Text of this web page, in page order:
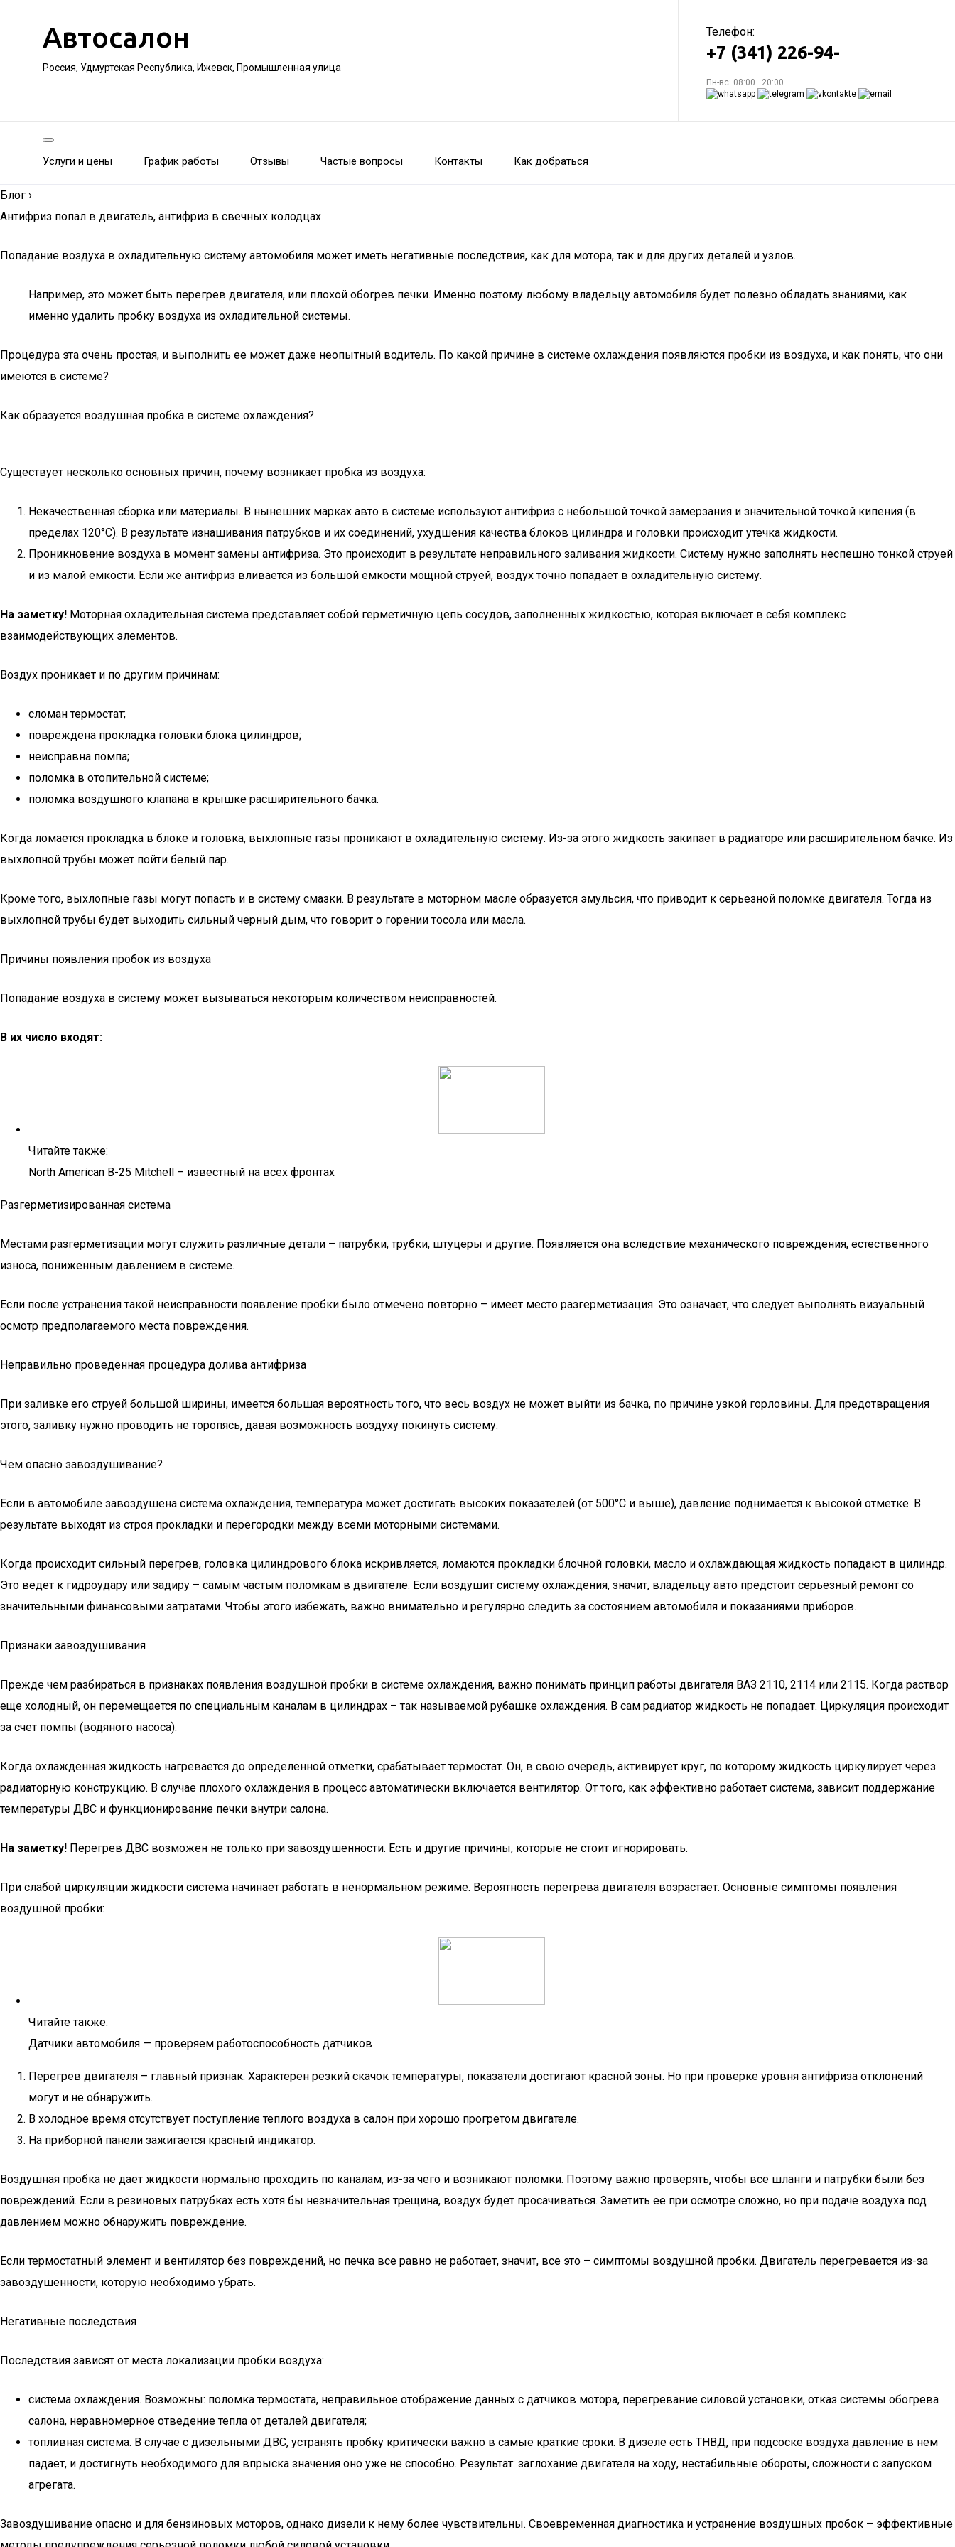
Автосалон
Россия, Удмуртская Республика, Ижевск, Промышленная улица
Телефон:
+7 (341) 226-94-
Пн-вс: 08:00—20:00
Услуги и цены График работы Отзывы Частые вопросы Контакты Как добраться
Блог ›
Антифриз попал в двигатель, антифриз в свечных колодцах
Попадание воздуха в охладительную систему автомобиля может иметь негативные последствия, как для мотора, так и для других деталей и узлов.
Например, это может быть перегрев двигателя, или плохой обогрев печки. Именно поэтому любому владельцу автомобиля будет полезно обладать знаниями, как
именно удалить пробку воздуха из охладительной системы.
Процедура эта очень простая, и выполнить ее может даже неопытный водитель. По какой причине в системе охлаждения появляются пробки из воздуха, и как понять, что они
имеются в системе?
Как образуется воздушная пробка в системе охлаждения?
Существует несколько основных причин, почему возникает пробка из воздуха:
Некачественная сборка или материалы. В нынешних марках авто в системе используют антифриз с небольшой точкой замерзания и значительной точкой кипения (в
пределах 120°С). В результате изнашивания патрубков и их соединений, ухудшения качества блоков цилиндра и головки происходит утечка жидкости.
Проникновение воздуха в момент замены антифриза. Это происходит в результате неправильного заливания жидкости. Систему нужно заполнять неспешно тонкой струей
и из малой емкости. Если же антифриз вливается из большой емкости мощной струей, воздух точно попадает в охладительную систему.
На заметку! Моторная охладительная система представляет собой герметичную цепь сосудов, заполненных жидкостью, которая включает в себя комплекс
взаимодействующих элементов.
Воздух проникает и по другим причинам:
сломан термостат;
повреждена прокладка головки блока цилиндров;
неисправна помпа;
поломка в отопительной системе;
поломка воздушного клапана в крышке расширительного бачка.
Когда ломается прокладка в блоке и головка, выхлопные газы проникают в охладительную систему. Из-за этого жидкость закипает в радиаторе или расширительном бачке. Из
выхлопной трубы может пойти белый пар.
Кроме того, выхлопные газы могут попасть и в систему смазки. В результате в моторном масле образуется эмульсия, что приводит к серьезной поломке двигателя. Тогда из
выхлопной трубы будет выходить сильный черный дым, что говорит о горении тосола или масла.
Причины появления пробок из воздуха
Попадание воздуха в систему может вызываться некоторым количеством неисправностей.
В их число входят:
Читайте также:
North American B-25 Mitchell – известный на всех фронтах
Разгерметизированная система
Местами разгерметизации могут служить различные детали – патрубки, трубки, штуцеры и другие. Появляется она вследствие механического повреждения, естественного
износа, пониженным давлением в системе.
Если после устранения такой неисправности появление пробки было отмечено повторно – имеет место разгерметизация. Это означает, что следует выполнять визуальный
осмотр предполагаемого места повреждения.
Неправильно проведенная процедура долива антифриза
При заливке его струей большой ширины, имеется большая вероятность того, что весь воздух не может выйти из бачка, по причине узкой горловины. Для предотвращения
этого, заливку нужно проводить не торопясь, давая возможность воздуху покинуть систему.
Чем опасно завоздушивание?
Если в автомобиле завоздушена система охлаждения, температура может достигать высоких показателей (от 500°С и выше), давление поднимается к высокой отметке. В
результате выходят из строя прокладки и перегородки между всеми моторными системами.
Когда происходит сильный перегрев, головка цилиндрового блока искривляется, ломаются прокладки блочной головки, масло и охлаждающая жидкость попадают в цилиндр.
Это ведет к гидроудару или задиру – самым частым поломкам в двигателе. Если воздушит систему охлаждения, значит, владельцу авто предстоит серьезный ремонт со
значительными финансовыми затратами. Чтобы этого избежать, важно внимательно и регулярно следить за состоянием автомобиля и показаниями приборов.
Признаки завоздушивания
Прежде чем разбираться в признаках появления воздушной пробки в системе охлаждения, важно понимать принцип работы двигателя ВАЗ 2110, 2114 или 2115. Когда раствор
еще холодный, он перемещается по специальным каналам в цилиндрах – так называемой рубашке охлаждения. В сам радиатор жидкость не попадает. Циркуляция происходит
за счет помпы (водяного насоса).
Когда охлажденная жидкость нагревается до определенной отметки, срабатывает термостат. Он, в свою очередь, активирует круг, по которому жидкость циркулирует через
радиаторную конструкцию. В случае плохого охлаждения в процесс автоматически включается вентилятор. От того, как эффективно работает система, зависит поддержание
температуры ДВС и функционирование печки внутри салона.
На заметку! Перегрев ДВС возможен не только при завоздушенности. Есть и другие причины, которые не стоит игнорировать.
При слабой циркуляции жидкости система начинает работать в ненормальном режиме. Вероятность перегрева двигателя возрастает. Основные симптомы появления
воздушной пробки:
Читайте также:
Датчики автомобиля — проверяем работоспособность датчиков
Перегрев двигателя – главный признак. Характерен резкий скачок температуры, показатели достигают красной зоны. Но при проверке уровня антифриза отклонений
могут и не обнаружить.
В холодное время отсутствует поступление теплого воздуха в салон при хорошо прогретом двигателе.
На приборной панели зажигается красный индикатор.
Воздушная пробка не дает жидкости нормально проходить по каналам, из-за чего и возникают поломки. Поэтому важно проверять, чтобы все шланги и патрубки были без
повреждений. Если в резиновых патрубках есть хотя бы незначительная трещина, воздух будет просачиваться. Заметить ее при осмотре сложно, но при подаче воздуха под
давлением можно обнаружить повреждение.
Если термостатный элемент и вентилятор без повреждений, но печка все равно не работает, значит, все это – симптомы воздушной пробки. Двигатель перегревается из-за
завоздушенности, которую необходимо убрать.
Негативные последствия
Последствия зависят от места локализации пробки воздуха:
система охлаждения. Возможны: поломка термостата, неправильное отображение данных с датчиков мотора, перегревание силовой установки, отказ системы обогрева
салона, неравномерное отведение тепла от деталей двигателя;
топливная система. В случае с дизельными ДВС, устранять пробку критически важно в самые краткие сроки. В дизеле есть ТНВД, при подсоске воздуха давление в нем
падает, и достигнуть необходимого для впрыска значения оно уже не способно. Результат: заглохание двигателя на ходу, нестабильные обороты, сложности с запуском
агрегата.
Завоздушивание опасно и для бензиновых моторов, однако дизели к нему более чувствительны. Своевременная диагностика и устранение воздушных пробок – эффективные